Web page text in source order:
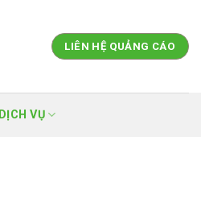
LIÊN HỆ QUẢNG CÁO
DỊCH VỤ